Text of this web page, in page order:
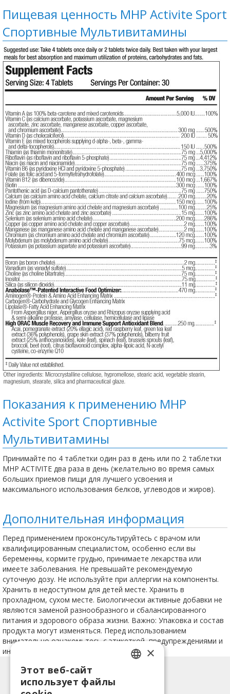
Пищевая ценность MHP Activite Sport
Спортивные Мультивитамины
Показания к применению MHP
Activite Sport Спортивные
Мультивитамины
Принимайте по 4 таблетки один раз в день или по 2 таблетки
MHP ACTIVITE два раза в день (желательно во время самых
больших приемов пищи для лучшего усвоения и
максимального использования белков, углеводов и жиров).
Дополнительная информация
Перед применением проконсультируйтесь с врачом или
квалифицированным специалистом, особенно если вы
беременны, кормите грудью, принимаете лекарства или
имеете заболевания. Не превышайте рекомендуемую
суточную дозу. Не используйте при аллергии на компоненты.
Хранить в недоступном для детей месте. Хранить в
прохладном, сухом месте. Биологически активные добавки не
являются заменой разнообразного и сбалансированного
питания и здорового образа жизни. Важно: Упаковка и состав
продукта могут изменяться. Перед использованием
внимательно ознакомьтесь с этикеткой, предупреждениями и
инструкцией.
Информация
×
Этот веб-сайт
использует файлы